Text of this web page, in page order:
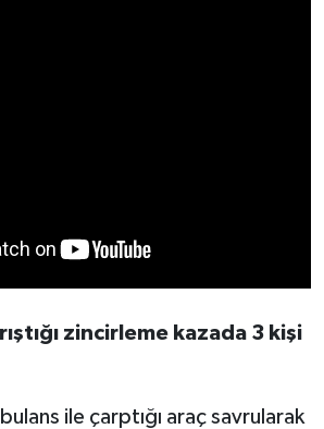
zincirleme kazada 3 kişi
ile çarptığı araç savrularak